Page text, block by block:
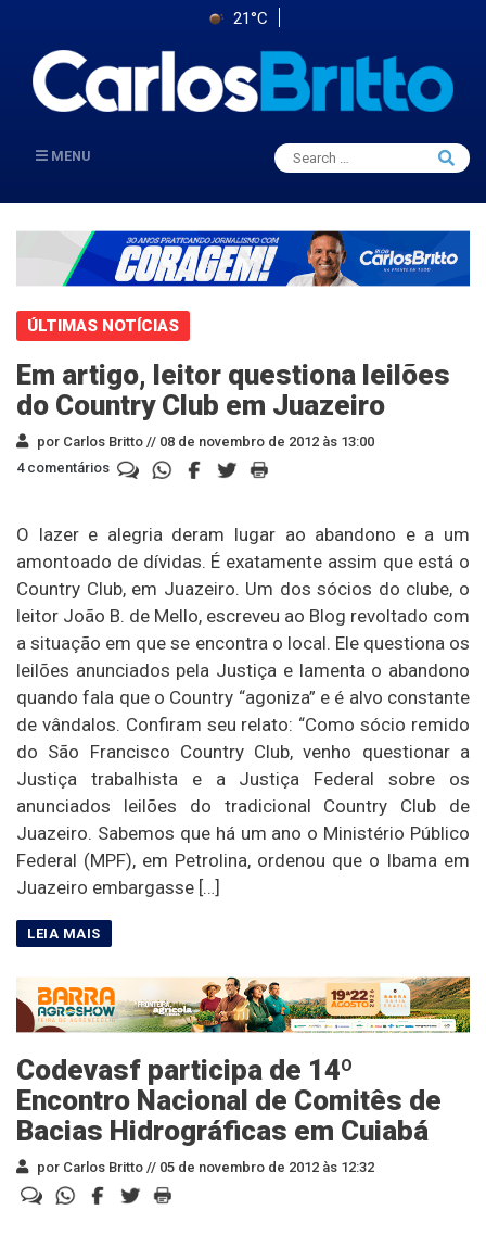
21°C
MENU
Search
for:
Search
ÚLTIMAS NOTÍCIAS
Em artigo, leitor questiona leilões
do Country Club em Juazeiro
por Carlos Britto // 08 de novembro de 2012 às 13:00
4 comentários
O lazer e alegria deram lugar ao abandono e a um
amontoado de dívidas. É exatamente assim que está o
Country Club, em Juazeiro. Um dos sócios do clube, o
leitor João B. de Mello, escreveu ao Blog revoltado com
a situação em que se encontra o local. Ele questiona os
leilões anunciados pela Justiça e lamenta o abandono
quando fala que o Country “agoniza” e é alvo constante
de vândalos. Confiram seu relato: “Como sócio remido
do São Francisco Country Club, venho questionar a
Justiça trabalhista e a Justiça Federal sobre os
anunciados leilões do tradicional Country Club de
Juazeiro. Sabemos que há um ano o Ministério Público
Federal (MPF), em Petrolina, ordenou que o Ibama em
Juazeiro embargasse […]
Codevasf participa de 14º
Encontro Nacional de Comitês de
Bacias Hidrográficas em Cuiabá
por Carlos Britto // 05 de novembro de 2012 às 12:32